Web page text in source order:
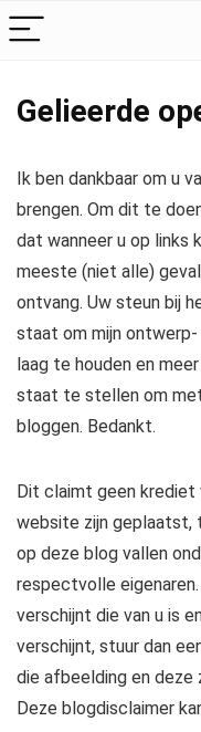
Gelieerde
Ik ben dankbaar om u
brengen. Om dit te
dat wanneer u op links
meeste (niet alle)
ontvang. Uw steun bij
staat om mijn ontwerp-
laag te houden en
staat te stellen om
bloggen. Bedankt.
Dit claimt geen krediet
website zijn geplaatst,
op deze blog vallen
respectvolle
verschijnt die van u is
verschijnt, stuur dan
die afbeelding en deze
Deze blogdisclaimer